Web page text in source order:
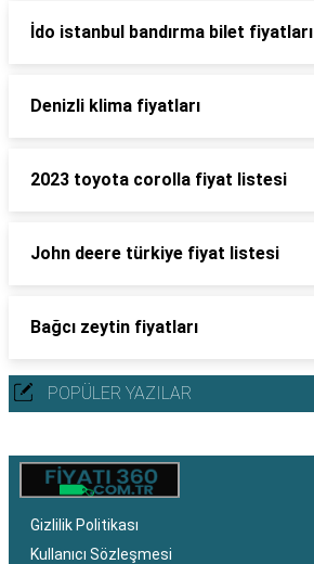
İdo istanbul bandırma bilet fiyatları
Denizli klima fiyatları
2023 toyota corolla fiyat listesi
John deere türkiye fiyat listesi
Bağcı zeytin fiyatları
POPÜLER YAZILAR
Gizlilik Politikası
Kullanıcı Sözleşmesi